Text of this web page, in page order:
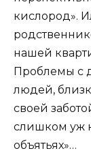
кислород».
нашей
Проблемы с
людей,
своей
слишком уж
объятьях»…